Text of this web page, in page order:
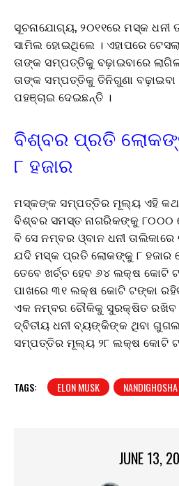
ସୂଚନାଯୋଗ୍ୟ, ୨୦୧୧ରେ ମସ୍କ
ସାମିଲ ହୋଇଥିଲେ । ଏହାପରେ
ତାଙ୍କ ସମ୍ପତ୍ତିକୁ ବଢ଼ାଇବାରେ
ତାଙ୍କ ସମ୍ପତ୍ତିକୁ ତିନିଗୁଣା
ପହଞ୍ଚାଇ ଦେଇଛନ୍ତି ।
ବିଶ୍ବର ପ୍ରତି
୮ ହଜାର
ମସ୍କଙ୍କ ସମ୍ପତ୍ତିର ମୂଲ୍ୟ ଏହି
ବିଶ୍ବର ସମସ୍ତ ନାଗରିକଙ୍କୁ ୮୦୦୦
ବି ସେ ନମ୍ବର ଓ୍ବାନ ଧନୀ
ଯଦି ମସ୍କ ପ୍ରତି ଲୋକଙ୍କୁ ୮ ହଜାର
ତେବେ ଖର୍ଚ୍ଚ ହେବ ୬୪ ଲକ୍ଷ କୋଟି
ପାଖରେ ୩୧ ଲକ୍ଷ କୋଟି ଟଙ୍କା
ଏକ ନମ୍ବର ଚୌକିକୁ ସୁରକ୍ଷିତ ରଖିବ
ଦ୍ବିତୀୟ ଧନୀ ବ୍ୟଙ୍କିଙ୍କ ଥିବା
ସମ୍ପତ୍ତିର ମୂଲ୍ୟ ୨୮ ଲକ୍ଷ କୋଟି
TAGS: ELON MUSK
JUNE 13,